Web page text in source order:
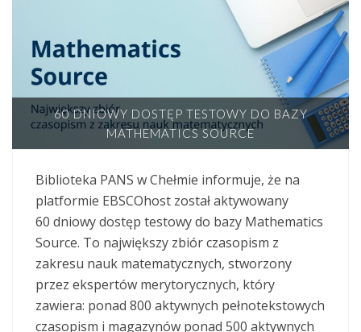
60 DNIOWY DOSTĘP TESTOWY DO BAZY
MATHEMATICS SOURCE
Biblioteka PANS w Chełmie informuje, że na
platformie EBSCOhost został aktywowany
60 dniowy dostęp testowy do bazy Mathematics
Source. To największy zbiór czasopism z
zakresu nauk matematycznych, stworzony
przez ekspertów merytorycznych, który
zawiera: ponad 800 aktywnych pełnotekstowych
czasopism i magazynów ponad 500 aktywnych